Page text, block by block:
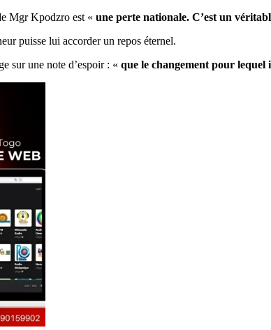
Mgr Kpodzro est « une perte nationale. C’est un
puisse lui accorder un repos éternel.
sur une note d’espoir : « que le changement pour lequel